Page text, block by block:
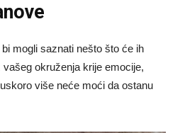
mogli saznati nešto što će ih
okruženja krije emocije,
više neće moći da ostanu